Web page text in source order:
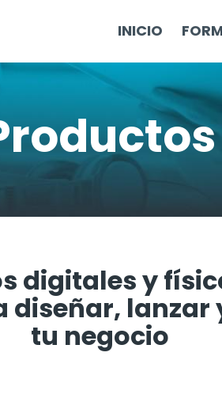
INICIO
digitales y
diseñar, lanzar
tu negocio